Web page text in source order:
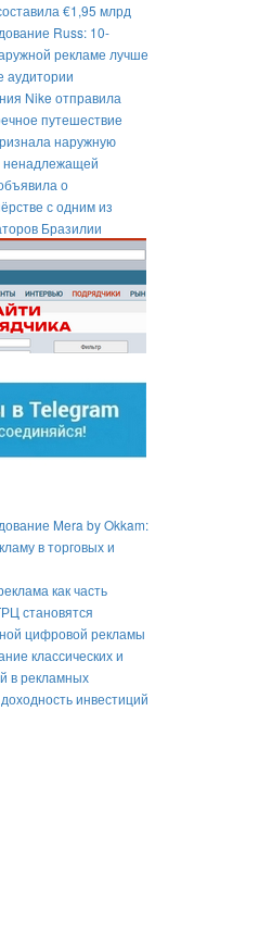
€1,95 млрд
Russ: 10-
рекламе лучше
аудитории
Nike отправила
путешествие
наружную
ненадлежащей
о
с одним из
Бразилии
Mera by Okkam:
в торговых и
как часть
становятся
цифровой рекламы
классических и
в рекламных
инвестиций